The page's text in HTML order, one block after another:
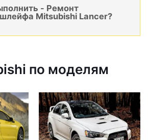
- Ремонт
Mitsubishi Lancer?
по моделям